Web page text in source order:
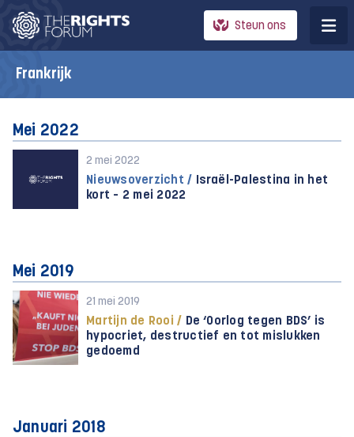
Steun ons
Frankrijk
Mei 2022
2 mei 2022
Nieuwsoverzicht / Israël-Palestina in het
kort – 2 mei 2022
Mei 2019
21 mei 2019
Martijn de Rooi / De ‘Oorlog tegen BDS’ is
hypocriet, destructief en tot mislukken
gedoemd
Januari 2018